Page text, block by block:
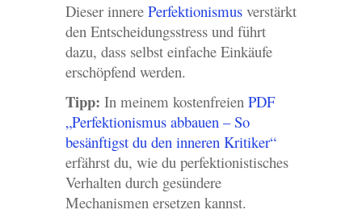
Dieser innere Perfektionismusverstärkt
den Entscheidungsstress und führt
dazu, dass selbst einfache Einkäufe
erschöpfend werden.
Tipp: In meinem kostenfreien PDF
„Perfektionismus abbauen – So
besänftigst du den inneren Kritiker“
erfährst du, wie du perfektionistisches
Verhalten durch gesündere
Mechanismen ersetzen kannst.